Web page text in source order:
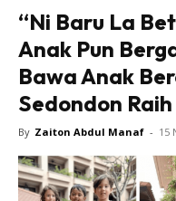
“Ni Baru La
Anak Pun
Bawa Anak
Sedondon
By Zaiton Abdul Manaf - 15